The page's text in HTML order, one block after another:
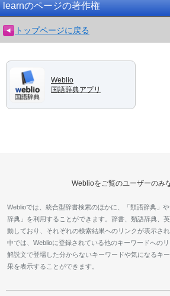
learnのページの著作権
トップページに戻る
Weblio
国語辞典アプリ
Weblioをご覧のユーザーのみ
Weblioでは、統合型辞書検索のほかに、「類語辞典」
辞典」を利用することができます。辞書、類語辞典、
動しており、それぞれの検索結果へのリンクが表示さ
中では、Weblioに登録されている他のキーワードへの
解説文で登場した分からないキーワードや気になるキ
果を表示することができます。